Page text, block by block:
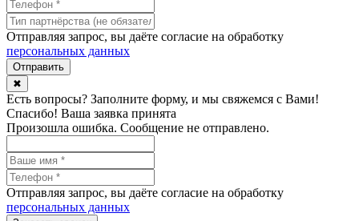
Отправляя запрос, вы даёте согласие на обработку
персональных данных
✖
Есть вопросы? Заполните форму, и мы свяжемся с Вами!
Спасибо! Ваша заявка принята
Произошла ошибка. Сообщение не отправлено.
Отправляя запрос, вы даёте согласие на обработку
персональных данных